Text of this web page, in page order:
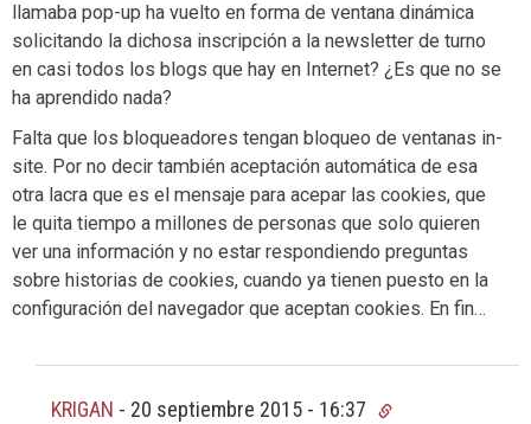
llamaba pop-up ha vuelto en forma de ventana dinámica
solicitando la dichosa inscripción a la newsletter de turno
en casi todos los blogs que hay en Internet? ¿Es que no se
ha aprendido nada?
Falta que los bloqueadores tengan bloqueo de ventanas in-
site. Por no decir también aceptación automática de esa
otra lacra que es el mensaje para acepar las cookies, que
le quita tiempo a millones de personas que solo quieren
ver una información y no estar respondiendo preguntas
sobre historias de cookies, cuando ya tienen puesto en la
configuración del navegador que aceptan cookies. En fin…
KRIGAN - 20 septiembre 2015 - 16:37